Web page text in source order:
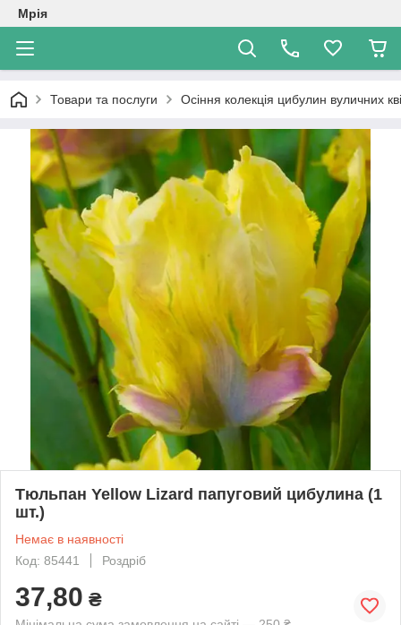
Мрія
Товари та послуги Осіння колекція цибулин вуличних
Тюльпан Yellow Lizard папуговий цибулина (1
шт.)
Немає в наявності
Код: 85441
Роздріб
37,80 ₴